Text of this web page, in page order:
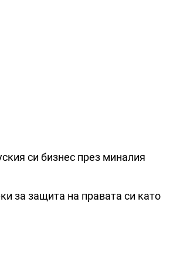
си бизнес през миналия
за защита на правата си като